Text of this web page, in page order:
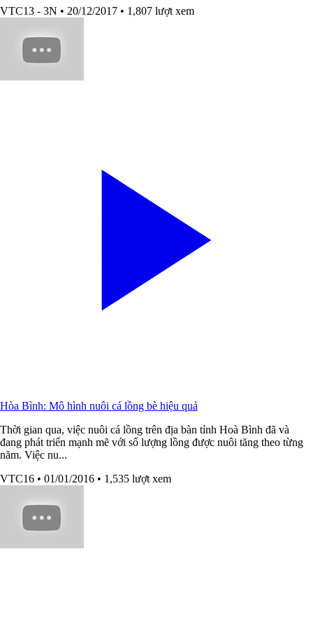
VTC13 - 3N • 20/12/2017 • 1,807 lượt xem
Hòa Bình: Mô hình nuôi cá lồng bè hiệu quả
Thời gian qua, việc nuôi cá lồng trên địa bàn tỉnh Hoà Bình đã và
đang phát triển mạnh mẽ với số lượng lồng được nuôi tăng theo từng
năm. Việc nu...
VTC16 • 01/01/2016 • 1,535 lượt xem